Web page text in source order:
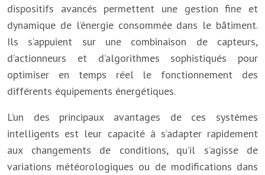
dispositifs avancés permettent une gestion fine et
dynamique de l’énergie consommée dans le bâtiment.
Ils s’appuient sur une combinaison de capteurs,
d’actionneurs et d’algorithmes sophistiqués pour
optimiser en temps réel le fonctionnement des
différents équipements énergétiques.
L’un des principaux avantages de ces systèmes
intelligents est leur capacité à s’adapter rapidement
aux changements de conditions, qu’il s’agisse de
variations météorologiques ou de modifications dans